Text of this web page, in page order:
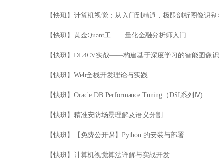
【快班】计算机视觉：从入门到精通，极限剖析图像识
【快班】黄金Quant工——量化金融分析师入门
【快班】DL4CV实战——构建基于深度学习的智能图像
【快班】Web全栈开发理论与实践
【快班】Oracle DB Performance Tuning（DSI系列Ⅳ)
【快班】精准安防场景理解及语义分割
【快班】【免费公开课】Python 的安装与部署
【快班】计算机视觉算法详解与实战开发